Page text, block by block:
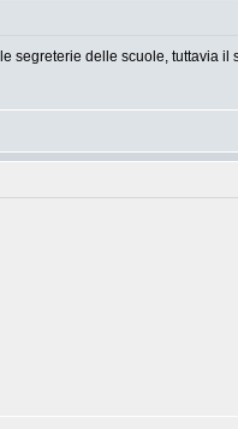
delle scuole, tuttavia